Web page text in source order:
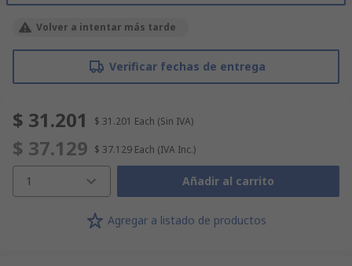
Volver a intentar más tarde
Verificar fechas de entrega
$ 31.201 $ 31.201 Each (Sin IVA)
$ 37.129 $ 37.129 Each (IVA Inc.)
1 Añadir al carrito
Agregar a listado de productos